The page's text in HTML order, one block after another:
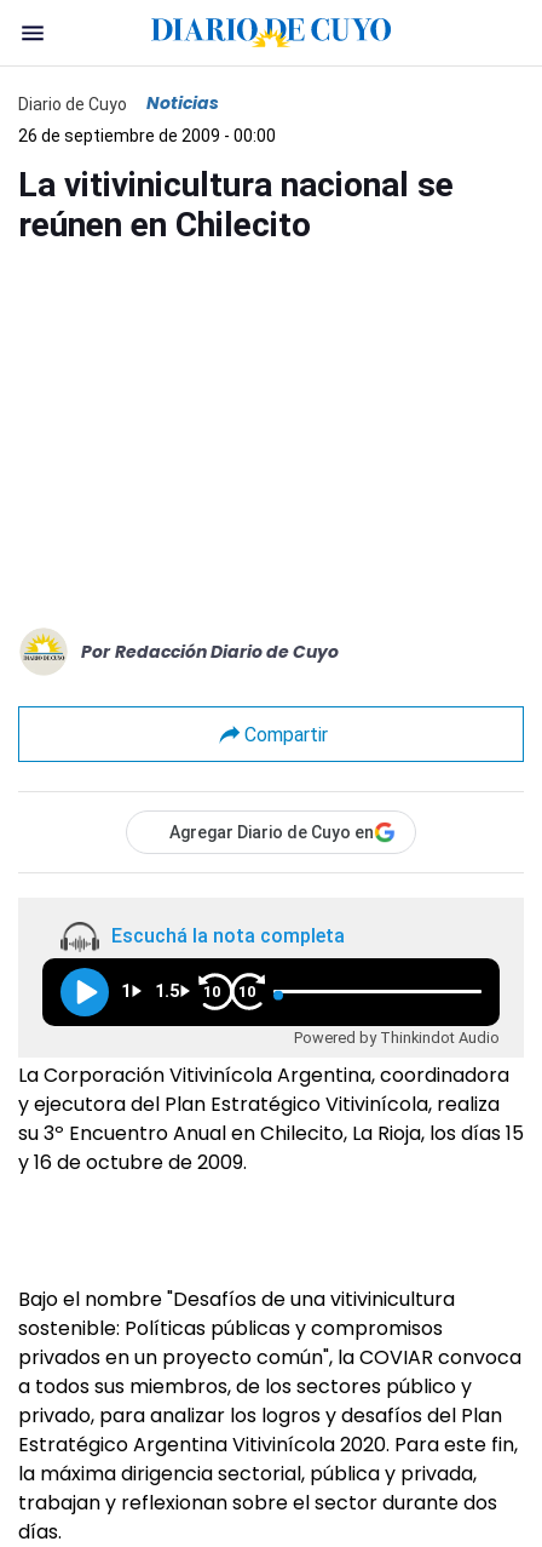
Diario de Cuyo Noticias
26 de septiembre de 2009 - 00:00
La vitivinicultura nacional se
reúnen en Chilecito
Por Redacción Diario de Cuyo
Compartir
Agregar Diario de Cuyo en
Escuchá la nota completa
1 1.5 10 10
Powered by Thinkindot Audio
La Corporación Vitivinícola Argentina, coordinadora
y ejecutora del Plan Estratégico Vitivinícola, realiza
su 3º Encuentro Anual en Chilecito, La Rioja, los días 15
y 16 de octubre de 2009.
Bajo el nombre "Desafíos de una vitivinicultura
sostenible: Políticas públicas y compromisos
privados en un proyecto común", la COVIAR convoca
a todos sus miembros, de los sectores público y
privado, para analizar los logros y desafíos del Plan
Estratégico Argentina Vitivinícola 2020. Para este fin,
la máxima dirigencia sectorial, pública y privada,
trabajan y reflexionan sobre el sector durante dos
días.